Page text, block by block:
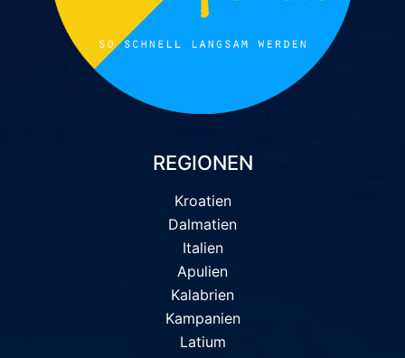
REGIONEN
Kroatien
Dalmatien
Italien
Apulien
Kalabrien
Kampanien
Latium